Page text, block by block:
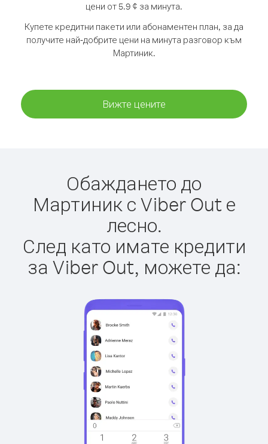
цени от 5.9 ¢ за минута.
Купете кредитни пакети или абонаментен план, за да
получите най-добрите цени на минута разговор към
Мартиник.
Вижте цените
Обаждането до
Мартиник с Viber Out е
лесно.
След като имате кредити
за Viber Out, можете да: